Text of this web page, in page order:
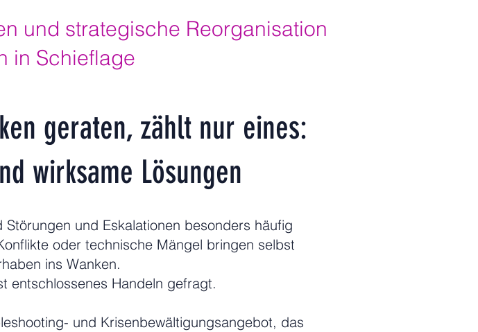
und strategische Reorganisation
in Schieflage
geraten, zählt nur eines:
wirksame Lösungen
und Eskalationen besonders häufig
oder technische Mängel bringen selbst
ins Wanken.
entschlossenes Handeln gefragt.
und Krisenbewältigungsangebot, das